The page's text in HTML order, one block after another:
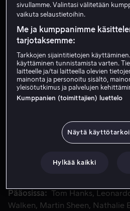
8.1 Draama Rikoselokuvat
HD
Vuokraa
Osta
17-vuotiaana Frank Abagnale
17-vuotiaana Frank Abagnale Jr.
historian menestyksekkäin
lääkärinä ja asianajajana sekä
Pääosissa
Tom Hanks
Walken
Martin Sheen Nathalie
sivullamme. Valintasi välitetään
vaikuta selaustietoihin.
Me ja kumppanimme
tarjotaksemme:
Tarkkojen sijaintitietojen
käyttäminen tunnistamista varten.
laitteelle ja/tai laitteella olevien
mainonta ja personoitu sisältö,
yleisötutkimus ja palvelujen
Kumppanien (toimittajien) luettelo
Näytä
Hylkää kaikki